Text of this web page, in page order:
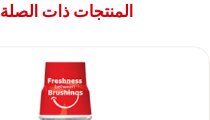
المنتجات ذات الصلة